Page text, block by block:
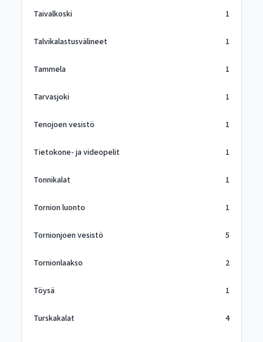
Taivalkoski 1
Talvikalastusvälineet 1
Tammela 1
Tarvasjoki 1
Tenojoen vesistö 1
Tietokone- ja videopelit 1
Tonnikalat 1
Tornion luonto 1
Tornionjoen vesistö 5
Tornionlaakso 2
Töysä 1
Turskakalat 4